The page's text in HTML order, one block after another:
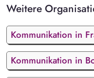
Weitere
Kommunikation in
Kommunikation in